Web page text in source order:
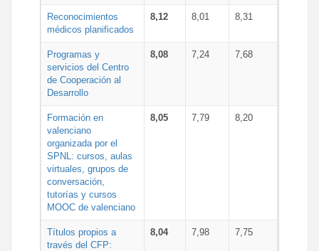
Reconocimientos
médicos planificados
8,12 8,01 8,31
Programas y
servicios del Centro
de Cooperación al
Desarrollo
8,08 7,24 7,68
Formación en
valenciano
organizada por el
SPNL: cursos, aulas
virtuales, grupos de
conversación,
tutorías y cursos
MOOC de valenciano
8,05 7,79 8,20
Títulos propios a
través del CFP:
8,04 7,98 7,75